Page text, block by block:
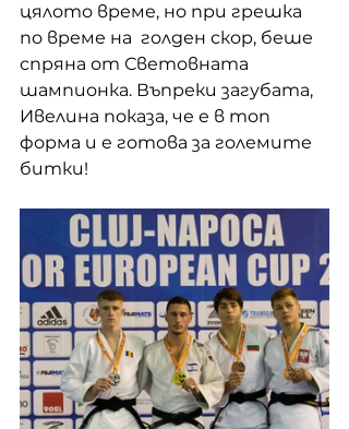
цялото време, но при грешка
по време на  голден скор, беше
спряна от Световната
шампионка. Въпреки загубата,
Ивелина показа, че е в топ
форма и е готова за големите
битки!